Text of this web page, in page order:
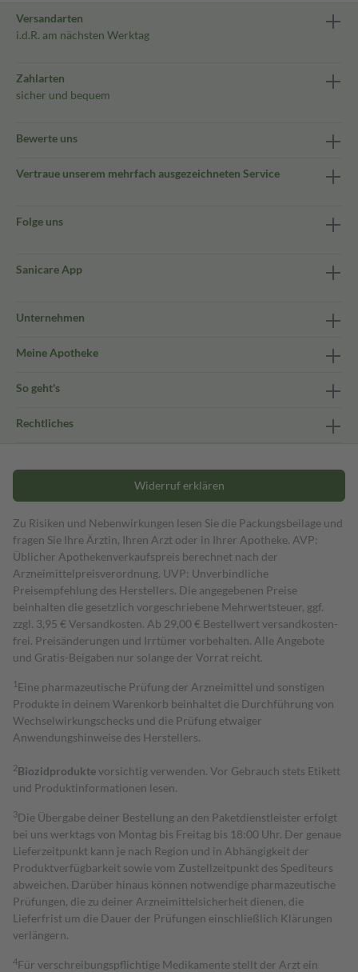
Versandarten
i.d.R. am nächsten Werktag
Zahlarten
sicher und bequem
Bewerte uns
Vertraue unserem mehrfach ausgezeichneten Service
Folge uns
Sanicare App
Unternehmen
Meine Apotheke
So geht's
Rechtliches
Widerruf erklären
Zu Risiken und Nebenwirkungen lesen Sie die Packungsbeilage und
fragen Sie Ihre Ärztin, Ihren Arzt oder in Ihrer Apotheke. AVP:
Üblicher Apothekenverkaufspreis berechnet nach der
Arzneimittelpreisverordnung. UVP: Unverbindliche
Preisempfehlung des Herstellers. Die angegebenen Preise
beinhalten die gesetzlich vorgeschriebene Mehrwertsteuer, ggf.
zzgl. 3,95 € Versandkosten. Ab 29,00 € Bestell­wert versand­kosten­
frei. Preisänderungen und Irrtümer vorbehalten. Alle Angebote
und Gratis-Beigaben nur solange der Vorrat reicht.
1 Eine pharmazeutische Prüfung der Arzneimittel und sonstigen
Produkte in deinem Warenkorb beinhaltet die Durchführung von
Wechselwirkungschecks und die Prüfung etwaiger
Anwendungshinweise des Herstellers.
2Biozidproduktevorsichtig verwenden. Vor Gebrauch stets Etikett
und Produktinformationen lesen.
3Die Übergabe deiner Bestellung an den Paketdienstleister erfolgt
bei uns werktags von Montag bis Freitag bis 18:00 Uhr. Der genaue
Lieferzeitpunkt kann je nach Region und in Abhängigkeit der
Produktverfügbarkeit sowie vom Zustellzeitpunkt des Spediteurs
abweichen. Darüber hinaus können notwendige pharmazeutische
Prüfungen, die zu deiner Arzneimittelsicherheit dienen, die
Lieferfrist um die Dauer der Prüfungen einschließlich Klärungen
verlängern.
4Für verschreibungspflichtige Medikamente stellt der Arzt ein